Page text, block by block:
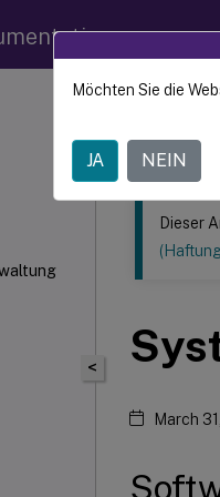
Dieser Inhalt
<
Dieser
March
Möchten Sie die
JA NEIN